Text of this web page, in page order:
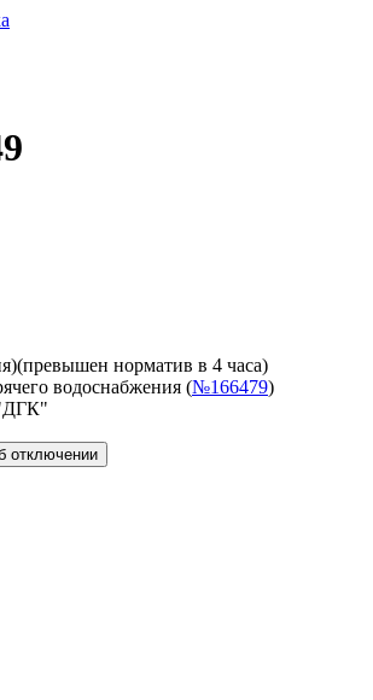
(превышен норматив в 4 часа)
водоснабжения (№166479)
отключении